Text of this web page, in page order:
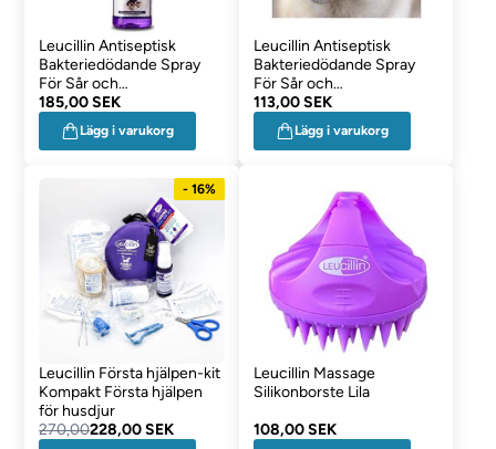
Leucillin Antiseptisk
Bakteriedödande Spray
För Sår och
Hudutmaningar 250ml
185,00 SEK
Lägg i varukorg
Leucillin Antiseptisk
Bakteriedödande Spray
För Sår och
Hudutmaningar 60ml
113,00 SEK
Lägg i varukorg
- 16%
Leucillin Första hjälpen-kit
Kompakt Första hjälpen
för husdjur
270,00228,00 SEK
Leucillin Massage
Silikonborste Lila
108,00 SEK